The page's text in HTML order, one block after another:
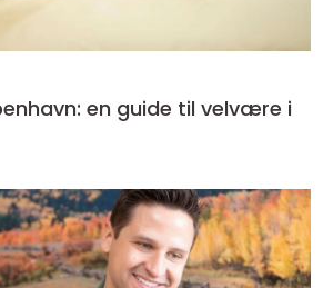
en guide til velvære i